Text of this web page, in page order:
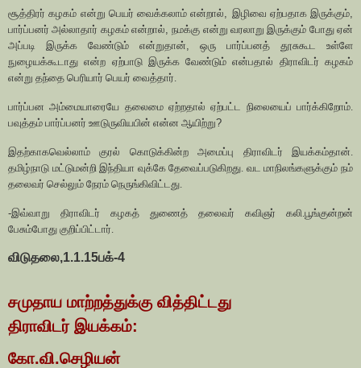
சூத்திரர் கழகம் என்று பெயர் வைக்கலாம் என்றால் இழிவை ஏற்பதாக இருக்கும்
பார்ப்பனர் அல்லாதார் கழகம் என்றால் ,நமக்கு என்று வரலாறு இருக்கும் போது ஏன்
அப்படி இருக்க வேண்டும் என்றுதான் ,ஒரு பார்ப்பனத் தூசுகூட உள்ளே
நுழையக்கூடாது என்ற ஏற்பாடு இருக்க வேண்டும் என்பதால் திராவிடர் கழகம்
என்று தந்தை பெரியார் பெயர் வைத்தார்.
பார்ப்பன அம்மையாரையே தலைமை ஏற்றதால் ஏற்பட்ட நிலையைப் பார்க்கிறோம்.
பவுத்தம் பார்ப்பனர் ஊடுருவியபின் என்ன ஆயிற்று?
இதற்காகவெல்லாம் குரல் கொடுக்கின்ற அமைப்பு திராவிடர் இயக்கம்தான்.
தமிழ்நாடு மட்டுமன்றி இந்தியா வுக்கே தேவைப்படுகிறது. வட மாநிலங்களுக்கும் நம்
தலைவர் செல்லும் நேரம் நெருங்கிவிட்டது.
-இவ்வாறு திராவிடர் கழகத் துணைத் தலைவர் கவிஞர் கலி.பூங்குன்றன்
பேசும்போது குறிப்பிட்டார்.
விடுதலை,1.1.15பக்-4
சமுதாய மாற்றத்துக்கு வித்திட்டது
திராவிடர் இயக்கம்:
கோ.வி.செழியன்